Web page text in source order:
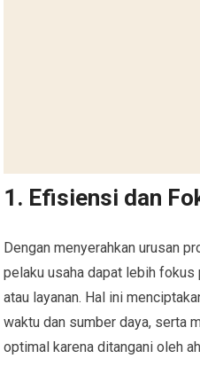
1. Efisiensi dan
Dengan menyerahkan urusan
pelaku usaha dapat lebih fokus
atau layanan. Hal ini
waktu dan sumber daya, serta
optimal karena ditangani oleh